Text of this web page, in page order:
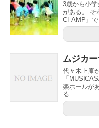
3歳から小
がある。 そ
CHAMP」
ムジカ
代々木上原
「
楽ホールが
る...